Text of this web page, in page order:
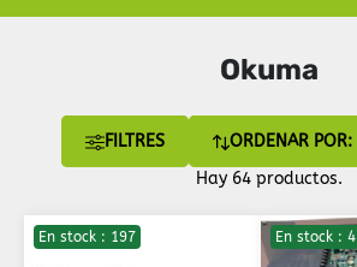
Okuma
FILTRES
Hay 64 productos.
En stock : 197 En stock : 4